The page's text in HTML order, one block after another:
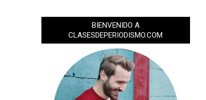
BIENVENIDO A
CLASESDEPERIODISMO.COM